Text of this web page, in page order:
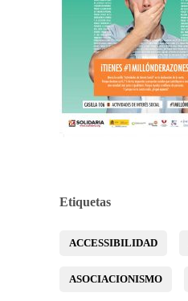
Etiquetas
ACCESSIBILIDAD
ASOCIACIONISMO